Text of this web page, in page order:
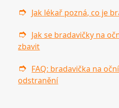
Jak lékař pozná, co je
Jak se bradavičky na
zbavit
FAQ: bradavička na
odstranění